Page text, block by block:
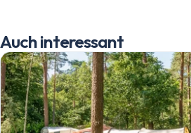
Auch interessant